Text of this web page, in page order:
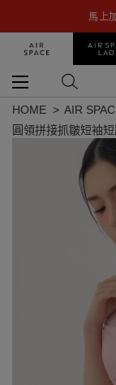
馬上
HOME AIR
圓領拼接抓皺短袖